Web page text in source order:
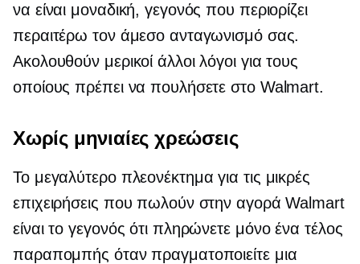
να είναι μοναδική, γεγονός που περιορίζει
περαιτέρω τον άμεσο ανταγωνισμό σας.
Ακολουθούν μερικοί άλλοι λόγοι για τους
οποίους πρέπει να πουλήσετε στο Walmart.
Χωρίς μηνιαίες χρεώσεις
Το μεγαλύτερο πλεονέκτημα για τις μικρές
επιχειρήσεις που πωλούν στην αγορά Walmart
είναι το γεγονός ότι πληρώνετε μόνο ένα τέλος
παραπομπής όταν πραγματοποιείτε μια